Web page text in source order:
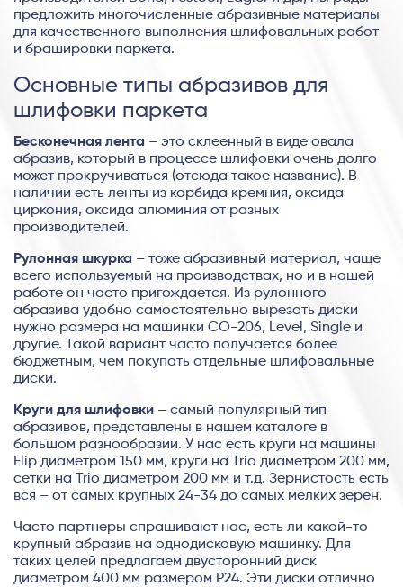
предложить многочисленные абразивные материалы
для качественного выполнения шлифовальных работ
и брашировки паркета.
Основные типы абразивов для
шлифовки паркета
Бесконечная лента – это склеенный в виде овала
абразив, который в процессе шлифовки очень долго
может прокручиваться (отсюда такое название). В
наличии есть ленты из карбида кремния, оксида
циркония, оксида алюминия от разных
производителей.
Рулонная шкурка – тоже абразивный материал, чаще
всего используемый на производствах, но и в нашей
работе он часто пригождается. Из рулонного
абразива удобно самостоятельно вырезать диски
нужно размера на машинки СО-206, Level, Single и
другие. Такой вариант часто получается более
бюджетным, чем покупать отдельные шлифовальные
диски.
Круги для шлифовки – самый популярный тип
абразивов, представлены в нашем каталоге в
большом разнообразии. У нас есть круги на машины
Flip диаметром 150 мм, круги на Trio диаметром 200 мм,
сетки на Trio диаметром 200 мм и т.д. Зернистость есть
вся – от самых крупных 24-34 до самых мелких зерен.
Часто партнеры спрашивают нас, есть ли какой-то
крупный абразив на однодисковую машинку. Для
таких целей предлагаем двусторонний диск
диаметром 400 мм размером Р24. Эти диски отлично